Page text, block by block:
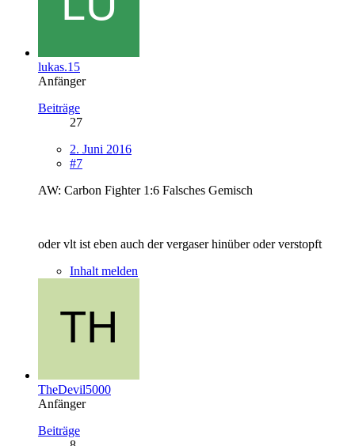
lukas.15
Anfänger
Beiträge
27
2. Juni 2016
#7
AW: Carbon Fighter 1:6 Falsches Gemisch
oder vlt ist eben auch der vergaser hinüber oder verstopft
Inhalt melden
TheDevil5000
Anfänger
Beiträge